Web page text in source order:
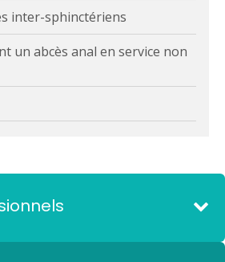
inter-sphinctériens
un abcès anal en service non